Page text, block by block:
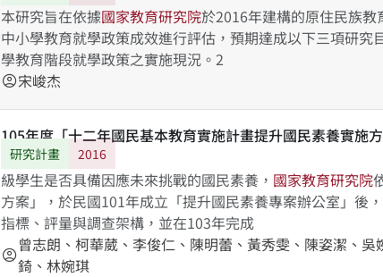
本研究旨在依據國家教育研究院於2016年建構的原住民族
中小學教育就學政策成效進行評估，預期達成以下三項研究
學教育階段就學政策之實施現況。2
account_circle宋峻杰
105年度「十二年國民基本教育實施計畫提升國民素養實施方
研究計畫 2016
級學生是否具備因應未來挑戰的國民素養， 國家教育研究院
方案」，於民國101年成立「提升國民素養專案辦公室」後
指標、評量與調查架構，並在103年完成
account_circle曾志朗、柯華葳、李俊仁、陳明蕾、黃秀雯、陳姿潔、
錡、林婉琪